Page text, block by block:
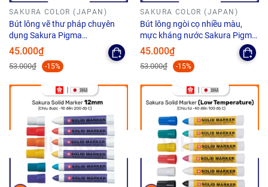
SAKURA COLOR (JAPAN)
Bút lông vẽ thư pháp chuyên
dụng Sakura Pigma
Calligrapher - Màu đen
45.000₫
53.000₫ -15%
SAKURA COLOR (JAPAN)
Bút lông ngòi cọ nhiều màu,
mực kháng nước Sakura Pigma
Brush
45.000₫
53.000₫ -15%